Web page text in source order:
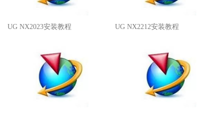
UG NX2023安装教程 UG NX2212安装教程